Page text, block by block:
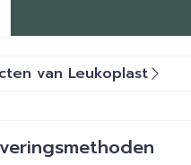
van Leukoplast